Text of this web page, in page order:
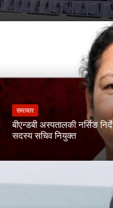
समाचार
बीएन्डबी अस्पतालकी नर्सिङ
सदस्य सचिव नियुक्त